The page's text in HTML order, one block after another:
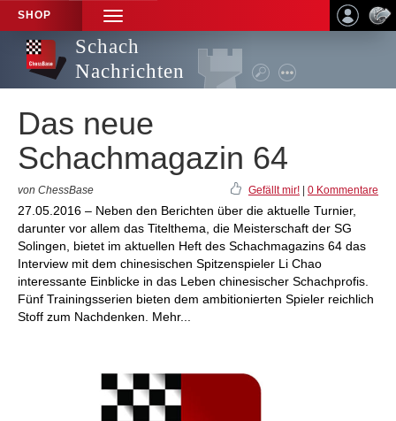
SHOP
TOGGLE
NAVIGATION
Schach
Nachrichten
Das neue
Schachmagazin 64
von ChessBase Gefällt mir! 0 Kommentare
27.05.2016 – Neben den Berichten über die aktuelle Turnier,
darunter vor allem das Titelthema, die Meisterschaft der SG
Solingen, bietet im aktuellen Heft des Schachmagazins 64 das
Interview mit dem chinesischen Spitzenspieler Li Chao
interessante Einblicke in das Leben chinesischer Schachprofis.
Fünf Trainingsserien bieten dem ambitionierten Spieler reichlich
Stoff zum Nachdenken. Mehr...